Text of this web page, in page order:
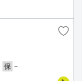
保 －